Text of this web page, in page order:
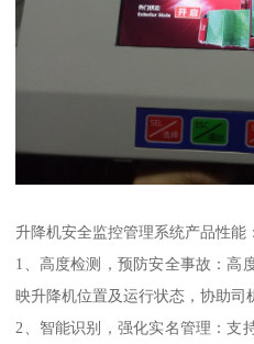
升降机安全监控管理系统产品性能：
1、高度检测，预防安全事故：高
映升降机位置及运行状态，协助司
2、智能识别，强化实名管理：支